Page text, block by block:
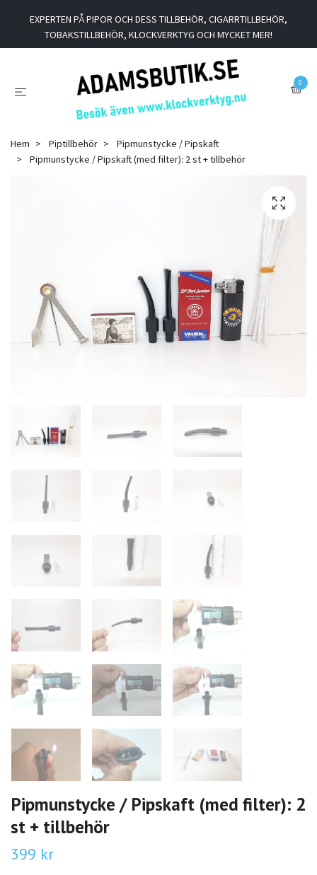
EXPERTEN PÅ PIPOR OCH DESS TILLBEHÖR, CIGARRTILLBEHÖR,
TOBAKSTILLBEHÖR, KLOCKVERKTYG OCH MYCKET MER!
0
Hem Piptillbehör
Pipmunstycke / Pipskaft
Pipmunstycke / Pipskaft (med filter): 2 st + tillbehör
Pipmunstycke / Pipskaft (med filter): 2
st + tillbehör
399 kr